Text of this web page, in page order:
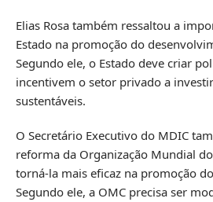
Elias Rosa também ressaltou a
Estado na promoção do
Segundo ele, o Estado deve criar
incentivem o setor privado a
sustentáveis.
O Secretário Executivo do MDIC
reforma da Organização Mundial
torná-la mais eficaz na promoção
Segundo ele, a OMC precisa ser